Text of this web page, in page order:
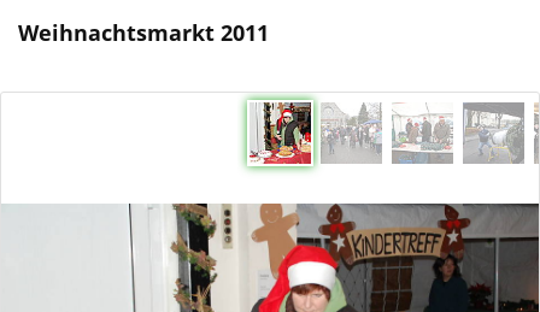
Weihnachtsmarkt 2011